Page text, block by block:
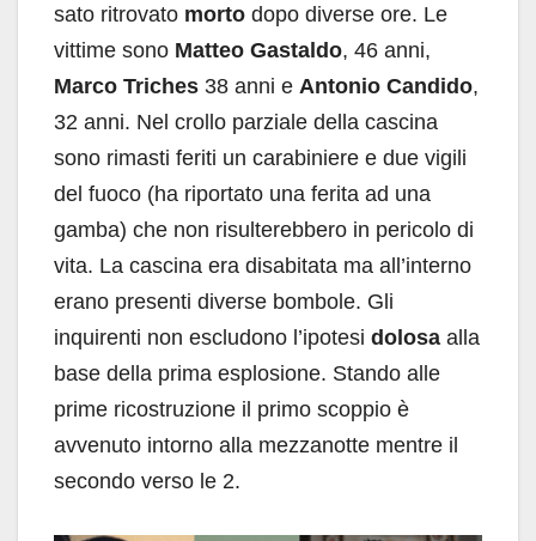
sato ritrovato morto dopo diverse ore. Le
vittime sono Matteo Gastaldo, 46 anni,
Marco Triches 38 anni e Antonio Candido,
32 anni. Nel crollo parziale della cascina
sono rimasti feriti un carabiniere e due vigili
del fuoco (ha riportato una ferita ad una
gamba) che non risulterebbero in pericolo di
vita. La cascina era disabitata ma all’interno
erano presenti diverse bombole. Gli
inquirenti non escludono l’ipotesi dolosa alla
base della prima esplosione. Stando alle
prime ricostruzione il primo scoppio è
avvenuto intorno alla mezzanotte mentre il
secondo verso le 2.